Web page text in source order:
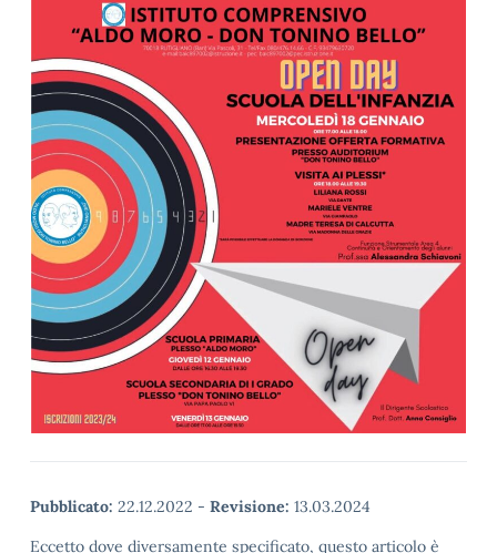
Pubblicato: 22.12.2022 - Revisione: 13.03.2024
Eccetto dove diversamente specificato, questo articolo è